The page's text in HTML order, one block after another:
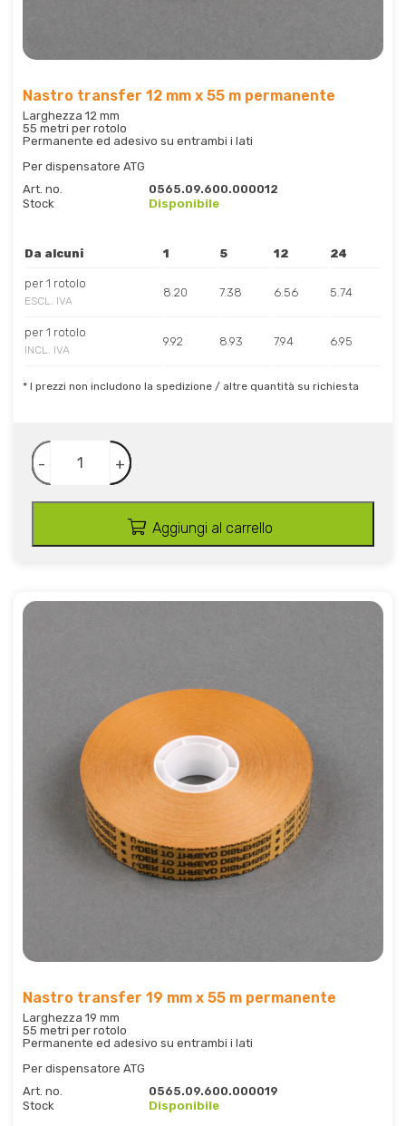
Nastro transfer 12 mm x 55 m permanente
Larghezza 12 mm
55 metri per rotolo
Permanente ed adesivo su entrambi i lati
Per dispensatore ATG
Art. no.
0565.09.600.000012
Stock
Disponibile
Da alcuni 1 5 12 24
per 1 rotolo
ESCL. IVA
8.20 7.38 6.56 5.74
per 1 rotolo
INCL. IVA
9.92 8.93 7.94 6.95
* I prezzi non includono la spedizione / altre quantità su richiesta
- +
Aggiungi al carrello
Nastro transfer 19 mm x 55 m permanente
Larghezza 19 mm
55 metri per rotolo
Permanente ed adesivo su entrambi i lati
Per dispensatore ATG
Art. no.
0565.09.600.000019
Stock
Disponibile